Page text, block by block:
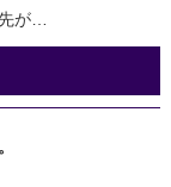
が…